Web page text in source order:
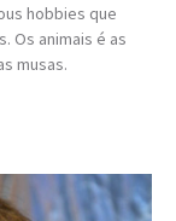
hobbies que
Os animais é as
musas.